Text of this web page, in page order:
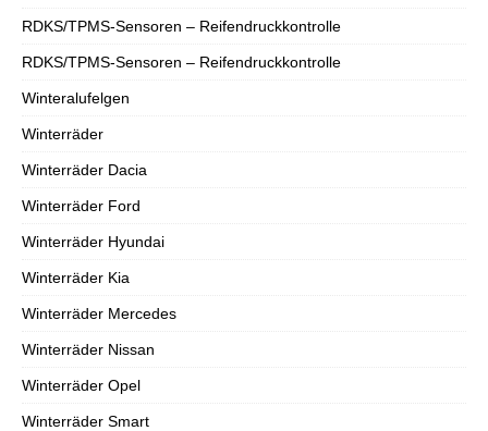
RDKS/TPMS-Sensoren – Reifendruckkontrolle
RDKS/TPMS-Sensoren – Reifendruckkontrolle
Winteralufelgen
Winterräder
Winterräder Dacia
Winterräder Ford
Winterräder Hyundai
Winterräder Kia
Winterräder Mercedes
Winterräder Nissan
Winterräder Opel
Winterräder Smart